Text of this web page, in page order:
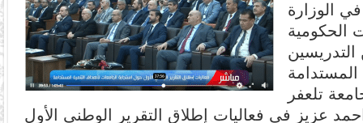
الوزارة
الحكومية
التدريسين
المستدامة
تلعفر
احمد عزيز في فعاليات إطلاق التقرير الوطني الأول